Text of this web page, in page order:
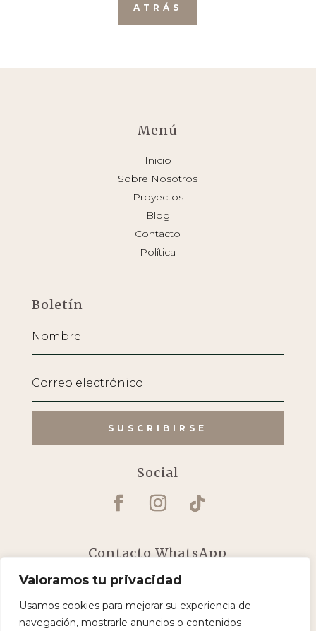
Valoramos tu privacidad
Usamos cookies para mejorar su experiencia de
navegación, mostrarle anuncios o contenidos
ATRÁS
Menú
Inicio
Sobre Nosotros
Proyectos
Blog
Contacto
Política
Boletín
SUSCRIBIRSE
Social
Contacto WhatsApp

Dirección
 Dirección de